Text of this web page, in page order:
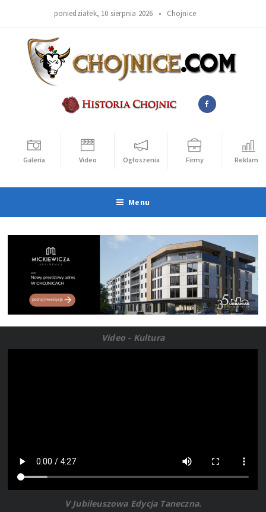
poniedziałek, 10 sierpnia 2026 • Chojnice
Galeria Video Ogłoszenia Firmy Reklama
Menu
Video - Kultura
V Jubileuszowa Edycja Taneczna.